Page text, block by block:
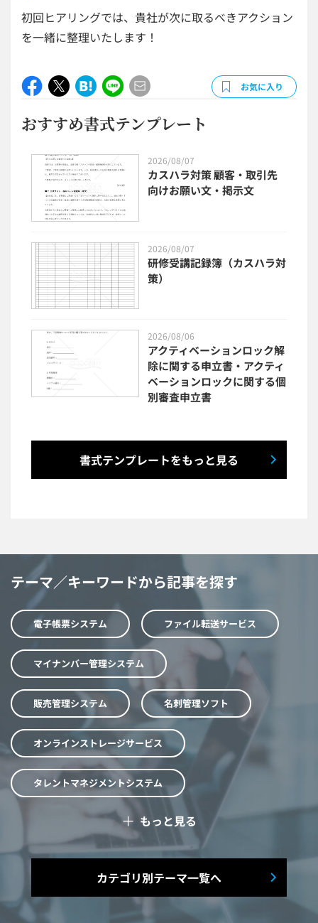
初回ヒアリングでは、貴社が次に取るべきアクション
を一緒に整理いたします！
お気に入り
おすすめ書式テンプレート
2026/08/07
カスハラ対策 顧客・取引先
向けお願い文・掲示文
2026/08/07
研修受講記録簿（カスハラ対
策）
2026/08/06
アクティベーションロック解
除に関する申立書・アクティ
ベーションロックに関する個
別審査申立書
書式テンプレートをもっと見る
テーマ／キーワードから記事を探す
電子帳票システム ファイル転送サービス
マイナンバー管理システム
販売管理システム 名刺管理ソフト
オンラインストレージサービス
タレントマネジメントシステム
予算管理システム Web面接システム
シフト管理システム
マニュアル作成システム
＋ もっと見る
カテゴリ別テーマ一覧へ